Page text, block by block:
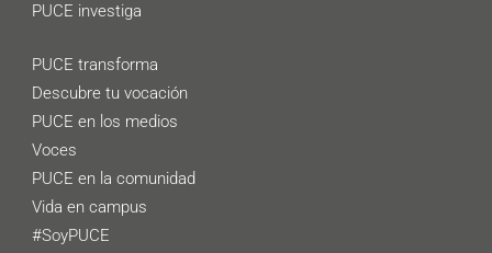
PUCE investiga
PUCE transforma
Descubre tu vocación
PUCE en los medios
Voces
PUCE en la comunidad
Vida en campus
#SoyPUCE